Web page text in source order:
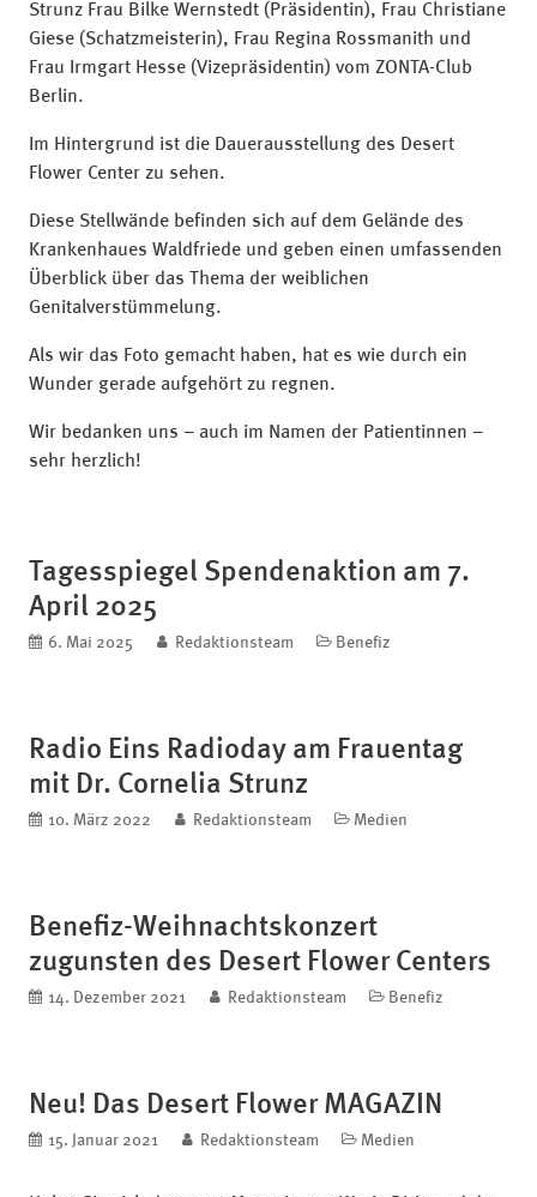
Strunz Frau Bilke Wernstedt (Präsidentin), Frau Christiane
Giese (Schatzmeisterin), Frau Regina Rossmanith und
Frau Irmgart Hesse (Vizepräsidentin) vom ZONTA-Club
Berlin.
Im Hintergrund ist die Dauerausstellung des Desert
Flower Center zu sehen.
Diese Stellwände befinden sich auf dem Gelände des
Krankenhaues Waldfriede und geben einen umfassenden
Überblick über das Thema der weiblichen
Genitalverstümmelung.
Als wir das Foto gemacht haben, hat es wie durch ein
Wunder gerade aufgehört zu regnen.
Wir bedanken uns – auch im Namen der Patientinnen –
sehr herzlich!
Tagesspiegel Spendenaktion am 7.
April 2025
veröffentlicht am
6. Mai 2025 blog.author
Redaktionsteam Kategorien
Benefiz
Radio Eins Radioday am Frauentag
mit Dr. Cornelia Strunz
veröffentlicht am
10. März 2022 blog.author
Redaktionsteam Kategorien
Medien
Benefiz-Weihnachtskonzert
zugunsten des Desert Flower Centers
veröffentlicht am
14. Dezember 2021 blog.author
Redaktionsteam Kategorien
Benefiz
Neu! Das Desert Flower MAGAZIN
veröffentlicht am
15. Januar 2021 blog.author
Redaktionsteam Kategorien
Medien